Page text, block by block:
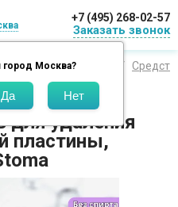
город Москва?
+7 (495) 268-02-57
Заказать звонок
Стома и недержание
для удаления
пластины,